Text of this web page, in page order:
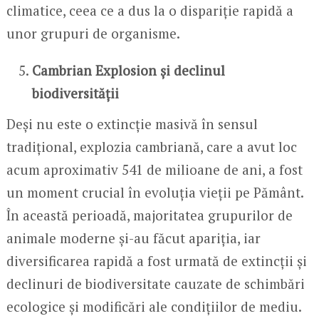
climatice, ceea ce a dus la o dispariție rapidă a
unor grupuri de organisme.
Cambrian Explosion și declinul
biodiversității
Deși nu este o extincție masivă în sensul
tradițional, explozia cambriană, care a avut loc
acum aproximativ 541 de milioane de ani, a fost
un moment crucial în evoluția vieții pe Pământ.
În această perioadă, majoritatea grupurilor de
animale moderne și-au făcut apariția, iar
diversificarea rapidă a fost urmată de extincții și
declinuri de biodiversitate cauzate de schimbări
ecologice și modificări ale condițiilor de mediu.